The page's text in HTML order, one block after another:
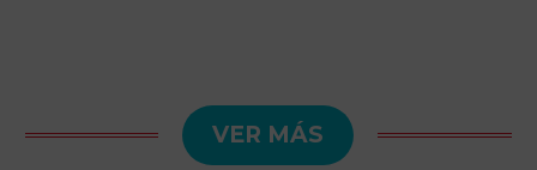
VER MÁS